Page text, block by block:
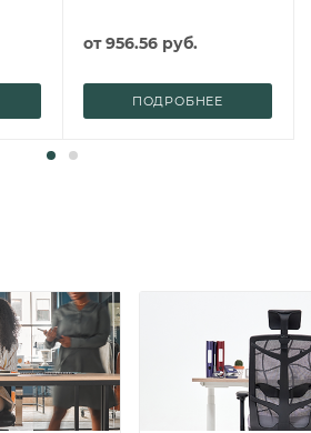
от956.56 руб.
ПОДРОБНЕЕ